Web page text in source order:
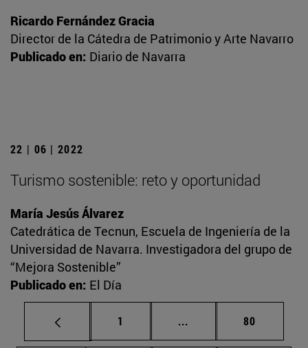
Ricardo Fernández Gracia
Director de la Cátedra de Patrimonio y Arte Navarro
Publicado en: Diario de Navarra
22 | 06 | 2022
Turismo sostenible: reto y oportunidad
María Jesús Álvarez
Catedrática de Tecnun, Escuela de Ingeniería de la
Universidad de Navarra. Investigadora del grupo de
“Mejora Sostenible”
Publicado en: El Día
Página
1 ... Páginas intermedias
Página
80